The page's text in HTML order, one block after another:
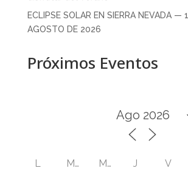
ECLIPSE SOLAR EN SIERRA NEVADA —
AGOSTO DE 2026
Próximos Eventos
L M M J V